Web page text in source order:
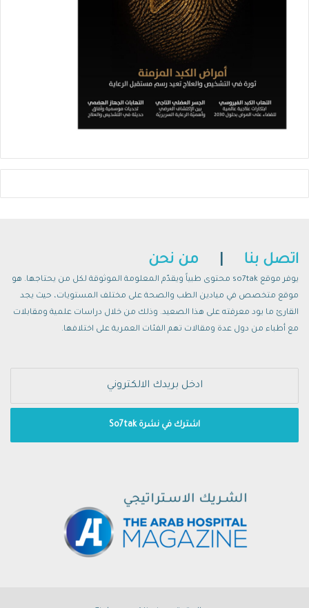
اتصل بنا من نحن
يوفر موقع so7tak محتوى طبياً ويقدّم المعلومة الموثوقة لكل من يحتاجها. هو
موقع متخصص في ميادين الطب والصحة على مختلف المستويات، حيث يجد
القارئ ما يود معرفته على هذا الصعيد. وذلك من خلال دراسات علمية ومقابلات
مع أطباء من دول عدة ومقالات تهم الفئات العمرية على اختلافها.